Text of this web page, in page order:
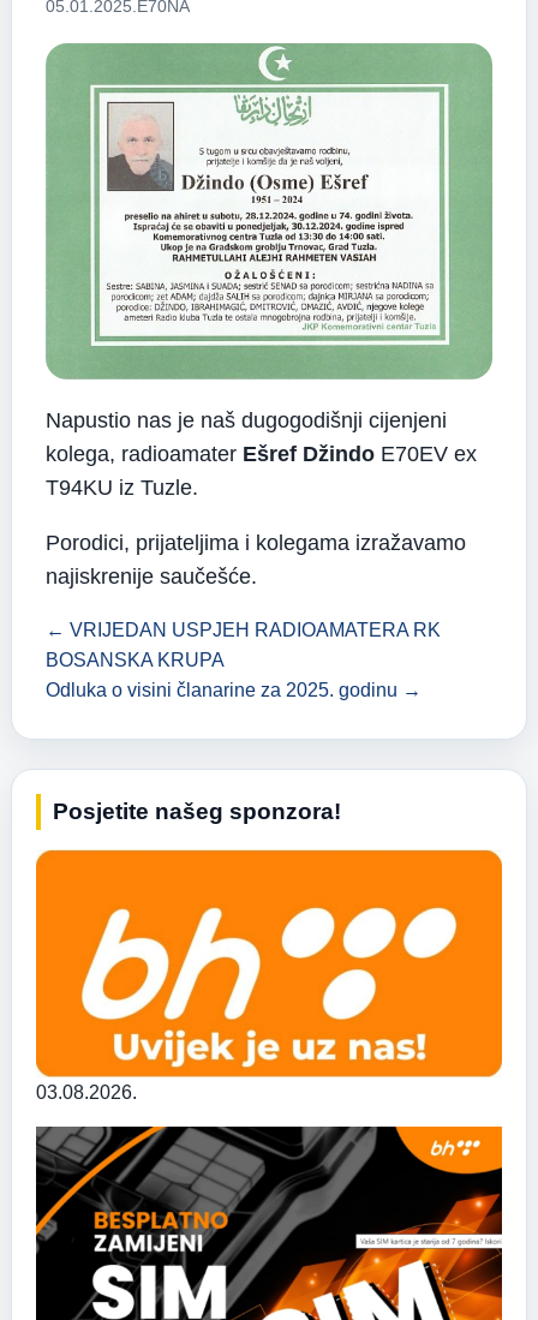
05.01.2025. E70NA
Napustio nas je naš dugogodišnji cijenjeni
kolega, radioamater Ešref Džindo E70EV ex
T94KU iz Tuzle.
Porodici, prijateljima i kolegama izražavamo
najiskrenije saučešće.
← VRIJEDAN USPJEH RADIOAMATERA RK
BOSANSKA KRUPA
Odluka o visini članarine za 2025. godinu →
Posjetite našeg sponzora!
03.08.2026.